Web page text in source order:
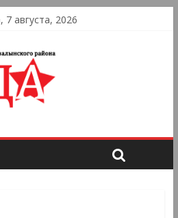
7 августа, 2026